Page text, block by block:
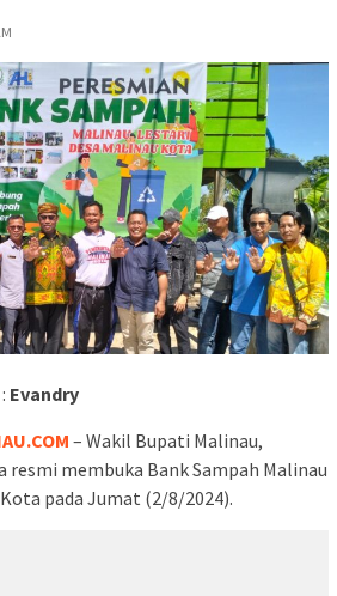
Evandry
– Wakil Bupati Malinau,
resmi membuka Bank Sampah Malinau
pada Jumat (2/8/2024).